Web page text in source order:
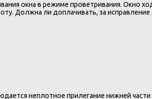
окна в режиме проветривания. Окно
Должна ли доплачивать, за
неплотное прилегание нижней